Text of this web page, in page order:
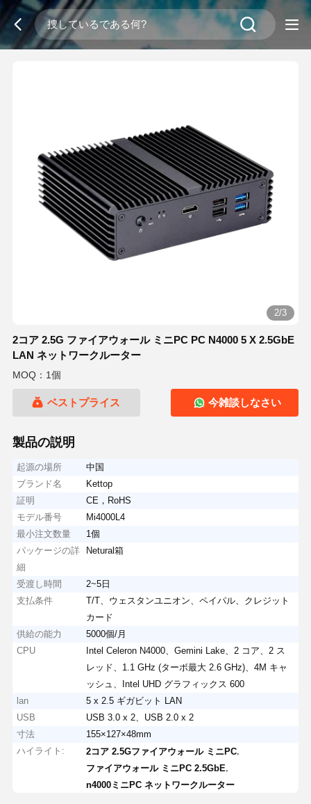
2/3
2コア 2.5G ファイアウォール ミニPC PC N4000 5 X 2.5GbE
LAN ネットワークルーター
MOQ：1個
ベストプライス 今雑談しなさい
製品の説明
起源の場所
中国
ブランド名
Kettop
証明
CE，RoHS
モデル番号
Mi4000L4
最小注文数量
1個
パッケージの詳
細
Netural箱
受渡し時間
2~5日
支払条件
T/T、ウェスタンユニオン、ペイパル、クレジット
カード
供給の能力
5000個/月
CPU
Intel Celeron N4000、Gemini Lake、2 コア、2 ス
レッド、1.1 GHz (ターボ最大 2.6 GHz)、4M キャ
ッシュ、Intel UHD グラフィックス 600
lan
5 x 2.5 ギガビット LAN
USB
USB 3.0 x 2、USB 2.0 x 2
寸法
155×127×48mm
ハイライト:
2コア 2.5Gファイアウォール ミニPC
ファイアウォール ミニPC 2.5GbE
n4000ミニPC ネットワークルーター